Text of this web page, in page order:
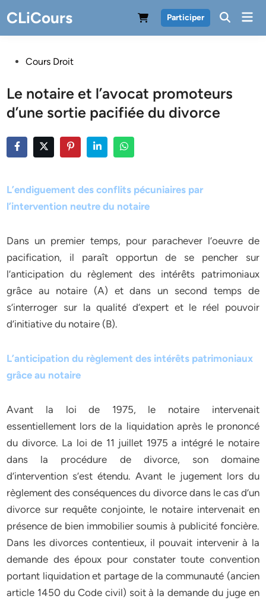
to
content
CLiCours Participer
PostedCours Droit
Le notaire et l’avocat promoteurs
d’une sortie pacifiée du divorce
L’endiguement des conflits pécuniaires par
l’intervention neutre du notaire
Dans un premier temps, pour parachever l’oeuvre de
pacification, il paraît opportun de se pencher sur
l’anticipation du règlement des intérêts patrimoniaux
grâce au notaire (A) et dans un second temps de
s’interroger sur la qualité d’expert et le réel pouvoir
d’initiative du notaire (B).
L’anticipation du règlement des intérêts patrimoniaux
grâce au notaire
Avant la loi de 1975, le notaire intervenait
essentiellement lors de la liquidation après le prononcé
du divorce. La loi de 11 juillet 1975 a intégré le notaire
dans la procédure de divorce, son domaine
d’intervention s’est étendu. Avant le jugement lors du
règlement des conséquences du divorce dans le cas d’un
divorce sur requête conjointe, le notaire intervenait en
présence de bien immobilier soumis à publicité foncière.
Dans les divorces contentieux, il pouvait intervenir à la
demande des époux pour constater toute convention
portant liquidation et partage de la communauté (ancien
article 1450 du Code civil) soit à la demande du juge en